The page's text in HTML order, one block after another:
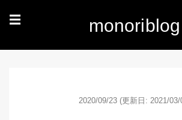
☰ monoriblog
2020/09/23 (更新日: 2021/03/